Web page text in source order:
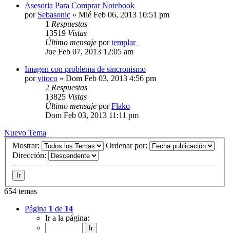
Asesoria Para Comprar Notebook
por Sebasonic » Mié Feb 06, 2013 10:51 pm
1 Respuestas
13519 Vistas
Último mensaje portemplar_
Jue Feb 07, 2013 12:05 am
Imagen con problema de sincronismo
porvitoco » Dom Feb 03, 2013 4:56 pm
2 Respuestas
13825 Vistas
Último mensaje porFlako
Dom Feb 03, 2013 11:11 pm
Nuevo Tema
Mostrar:
Ordenar por:
Dirección:
654 temas
Página 1 de 14
Ir a la página: